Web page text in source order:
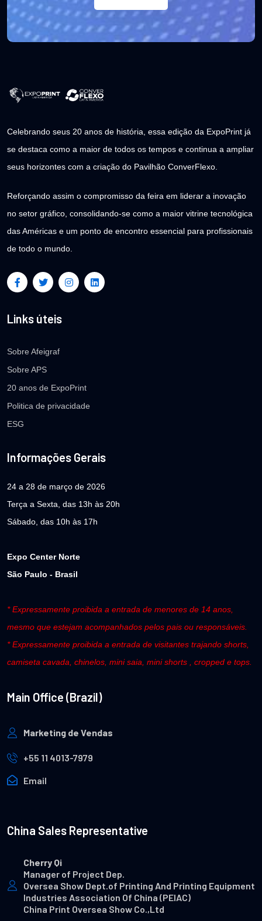
Celebrando seus 20 anos de história, essa edição da ExpoPrint já
se destaca como a maior de todos os tempos e continua a ampliar
seus horizontes com a criação do Pavilhão ConverFlexo.
Reforçando assim o compromisso da feira em liderar a inovação
no setor gráfico, consolidando-se como a maior vitrine tecnológica
das Américas e um ponto de encontro essencial para profissionais
de todo o mundo.
Links úteis
Sobre Afeigraf
Sobre APS
20 anos de ExpoPrint
Politica de privacidade
ESG
Informações Gerais
24 a 28 de março de 2026
Terça a Sexta, das 13h às 20h
Sábado, das 10h às 17h
Expo Center Norte
São Paulo - Brasil
* Expressamente proibida a entrada de menores de 14 anos,
mesmo que estejam acompanhados pelos pais ou responsáveis.
* Expressamente proibida a entrada de visitantes trajando shorts,
camiseta cavada, chinelos, mini saia, mini shorts , cropped e tops.
Main Office (Brazil)
Marketing de Vendas
+55 11 4013-7979
Email
China Sales Representative
Cherry Qi
Manager of Project Dep.
Oversea Show Dept.of Printing And Printing Equipment
Industries Association Of China (PEIAC)
China Print Oversea Show Co.,Ltd